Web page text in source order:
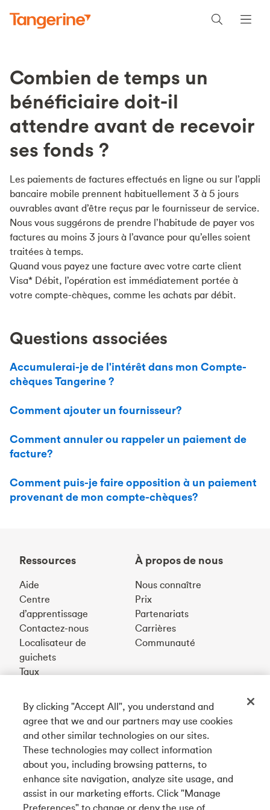
Combien de temps un
bénéficiaire doit-il
attendre avant de recevoir
ses fonds ?
Les paiements de factures effectués en ligne ou sur l’appli
bancaire mobile prennent habituellement 3 à 5 jours
ouvrables avant d’être reçus par le fournisseur de service.
Nous vous suggérons de prendre l’habitude de payer vos
factures au moins 3 jours à l’avance pour qu’elles soient
traitées à temps.
Quand vous payez une facture avec votre carte client
Visa* Débit, l’opération est immédiatement portée à
votre compte-chèques, comme les achats par débit.
Questions associées
Accumulerai-je de l'intérêt dans mon Compte-
chèques Tangerine ?
Comment ajouter un fournisseur?
Comment annuler ou rappeler un paiement de
facture?
Comment puis-je faire opposition à un paiement
provenant de mon compte-chèques?
Ressources
Aide
Centre
d’apprentissage
Contactez-nous
Localisateur de
guichets
Taux
À propos de nous
Nous connaître
Prix
Partenariats
Carrières
Communauté
Téléchargez notre appli
Connectez-vous avec nous
By clicking "Accept All", you understand and
agree that we and our partners may use cookies
and other similar technologies on our sites.
These technologies may collect information
about you, including browsing patterns, to
enhance site navigation, analyze site usage, and
assist in our marketing efforts. Click "Manage
Preferences" to change or deny the use of